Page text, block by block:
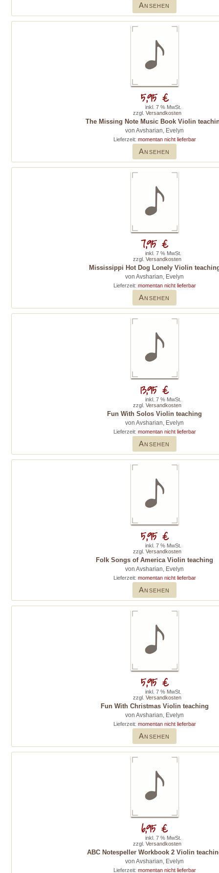
Ansehen
The Missing Note Music Book Violin
von Avsharian, Evelyn
Lieferzeit: momentan nicht lieferbar
Ansehen
5,95 €
inkl. 7 % MwSt.
zzgl. Versandkosten
Mississippi Hot Dog Lonely Violin
von Avsharian, Evelyn
Lieferzeit: momentan nicht lieferbar
Ansehen
7,95 €
inkl. 7 % MwSt.
zzgl. Versandkosten
Fun With Solos Violin teaching
von Avsharian, Evelyn
Lieferzeit: momentan nicht lieferbar
Ansehen
13,95 €
inkl. 7 % MwSt.
zzgl. Versandkosten
Folk Songs of America Violin teaching
von Avsharian, Evelyn
Lieferzeit: momentan nicht lieferbar
Ansehen
5,95 €
inkl. 7 % MwSt.
zzgl. Versandkosten
Fun With Christmas Violin teaching
von Avsharian, Evelyn
Lieferzeit: momentan nicht lieferbar
Ansehen
5,95 €
inkl. 7 % MwSt.
zzgl. Versandkosten
ABC Notespeller Workbook 2 Violin
von Avsharian, Evelyn
Lieferzeit: momentan nicht lieferbar
6,95 €
inkl. 7 % MwSt.
zzgl. Versandkosten